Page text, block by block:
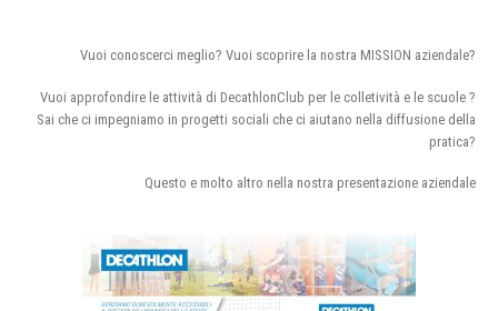
Vuoi conoscerci meglio? Vuoi scoprire la nostra MISSION aziendale?
Vuoi approfondire le attività di DecathlonClub per le colletività e le scuole ?
Sai che ci impegniamo in progetti sociali che ci aiutano nella diffusione della
pratica?
Questo e molto altro nella nostra presentazione aziendale